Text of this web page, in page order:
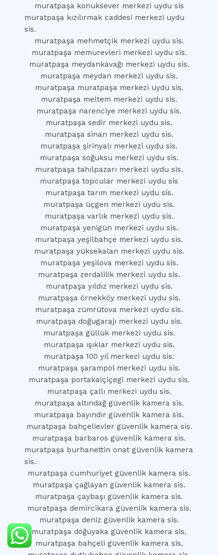
muratpaşa konuksever merkezi uydu sis
muratpaşa kızılırmak caddesi merkezi uydu
sis.
muratpaşa mehmetçik merkezi uydu sis.
muratpaşa memurevleri merkezi uydu sis.
muratpaşa meydankavağı merkezi uydu sis.
muratpaşa meydan merkezi uydu sis.
muratpaşa muratpaşa merkezi uydu sis.
muratpaşa meltem merkezi uydu sis.
muratpaşa narenciye merkezi uydu sis.
muratpaşa sedir merkezi uydu sis.
muratpaşa sinan merkezi uydu sis.
muratpaşa şirinyalı merkezi uydu sis.
muratpaşa soğuksu merkezi uydu sis.
muratpaşa tahılpazarı merkezi uydu sis.
muratpaşa topcular merkezi uydu sis
muratpaşa tarım merkezi uydu sis.
muratpaşa üçgen merkezi uydu sis.
muratpaşa varlık merkezi uydu sis.
muratpaşa yenigün merkezi uydu sis.
muratpaşa yeşilbahçe merkezi uydu sis.
muratpaşa yüksekalan merkezi uydu sis.
muratpaşa yeşilova merkezi uydu sis.
muratpaşa zerdalilik merkezi uydu sis.
muratpaşa yıldız merkezi uydu sis.
muratpaşa örnekköy merkezi uydu sis.
muratpaşa zümrütova merkezi uydu sis.
muratpaşa doğugarajı merkezi uydu sis.
muratpaşa güllük merkezi uydu sis.
muratpaşa ışıklar merkezi uydu sis.
muratpaşa 100 yıl merkezi uydu sis.
muratpaşa şarampol merkezi uydu sis.
muratpaşa portakalçiçegi merkezi uydu sis.
muratpaşa çallı merkezi uydu sis.
muratpaşa altındağ güvenlik kamera sis.
muratpaşa bayındır güvenlik kamera sis.
muratpaşa bahçelievler güvenlik kamera sis.
muratpaşa barbaros güvenlik kamera sis.
muratpaşa burhanettin onat güvenlik kamera
sis.
muratpaşa cumhuriyet güvenlik kamera sis.
muratpaşa çağlayan güvenlik kamera sis.
muratpaşa çaybaşı güvenlik kamera sis.
muratpaşa demircikara güvenlik kamera sis.
muratpaşa deniz güvenlik kamera sis.
muratpaşa doğuyaka güvenlik kamera sis.
muratpaşa bahçeli güvenlik kamera sis.